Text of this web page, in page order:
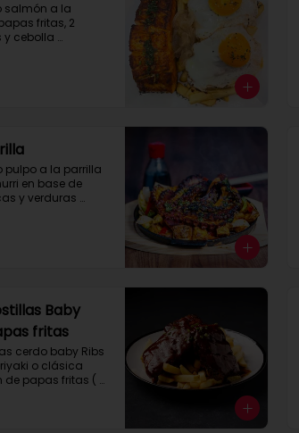
salmón a la
fritas, 2
y cebolla
pulpo a la parrilla
en base de
y verduras
Baby
fritas
cerdo baby Ribs
o clásica
de papas fritas (